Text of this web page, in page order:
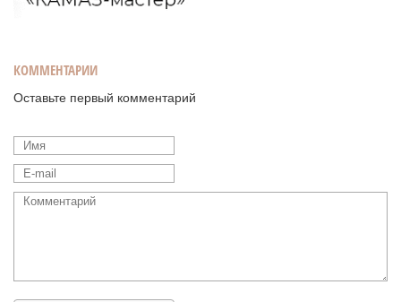
КОММЕНТАРИИ
Оставьте первый комментарий